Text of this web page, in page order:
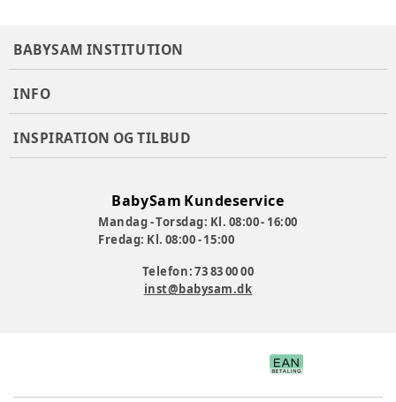
BABYSAM INSTITUTION
INFO
INSPIRATION OG TILBUD
BabySam Kundeservice
Mandag - Torsdag: Kl. 08:00 - 16:00
Fredag: Kl. 08:00 - 15:00
Telefon: 73 83 00 00
inst@babysam.dk